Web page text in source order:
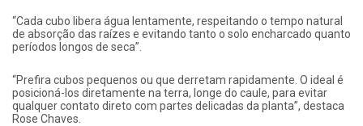
“Cada cubo libera água lentamente, respeitando o tempo natural
de absorção das raízes e evitando tanto o solo encharcado quanto
períodos longos de seca”.
“Prefira cubos pequenos ou que derretam rapidamente. O ideal é
posicioná-los diretamente na terra, longe do caule, para evitar
qualquer contato direto com partes delicadas da planta”, destaca
Rose Chaves.